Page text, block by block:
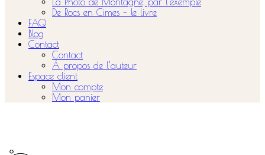
De Rocs en Cimes – le livre
FAQ
Blog
Contact
Contact
À propos de l’auteur
Espace client
Mon compte
Mon panier